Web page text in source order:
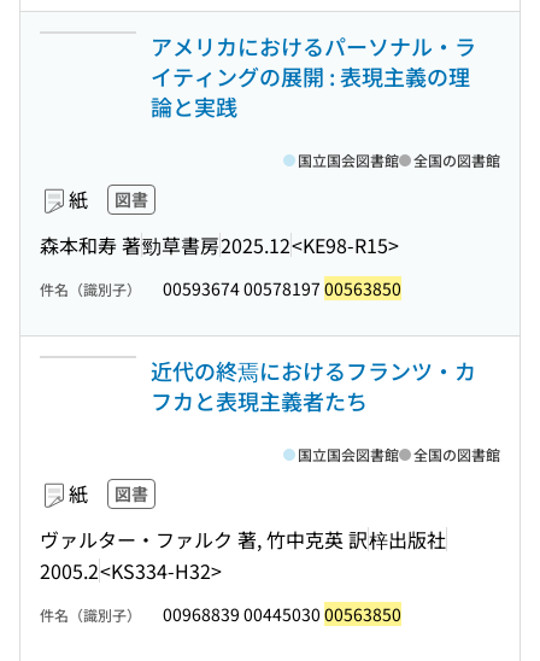
アメリカにおけるパーソナル・ラ
イティングの展開 : 表現主義の理
論と実践
紙 図書
森本和寿 著勁草書房2025.12<KE98-R15>
国立国会図書館 全国の図書館
件名（識別子） 00593674 00578197 00563850
近代の終焉におけるフランツ・カ
フカと表現主義者たち
紙 図書
ヴァルター・ファルク 著, 竹中克英 訳梓出版社
2005.2<KS334-H32>
国立国会図書館 全国の図書館
件名（識別子） 00968839 00445030 00563850